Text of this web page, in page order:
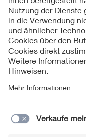
Datenschutzinformationen